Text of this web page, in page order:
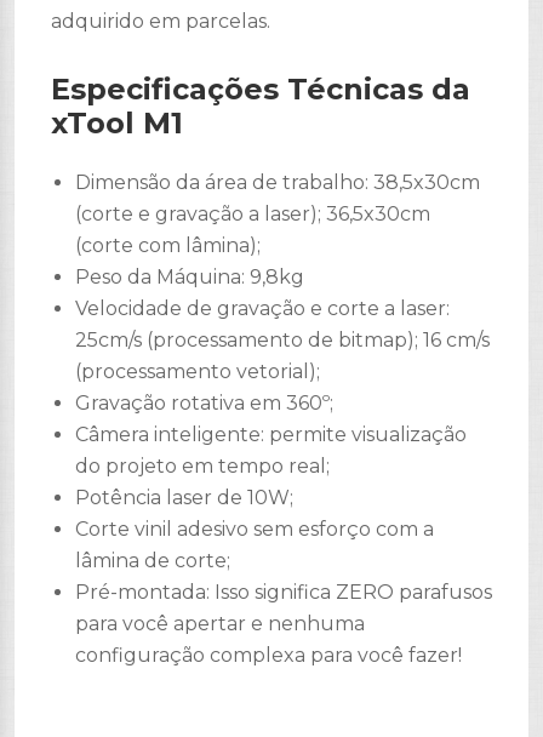
adquirido em parcelas.
Especificações Técnicas da
xTool M1
Dimensão da área de trabalho: 38,5x30cm
(corte e gravação a laser); 36,5x30cm
(corte com lâmina);
Peso da Máquina: 9,8kg
Velocidade de gravação e corte a laser:
25cm/s (processamento de bitmap); 16 cm/s
(processamento vetorial);
Gravação rotativa em 360º;
Câmera inteligente: permite visualização
do projeto em tempo real;
Potência laser de 10W;
Corte vinil adesivo sem esforço com a
lâmina de corte;
Pré-montada: Isso significa ZERO parafusos
para você apertar e nenhuma
configuração complexa para você fazer!